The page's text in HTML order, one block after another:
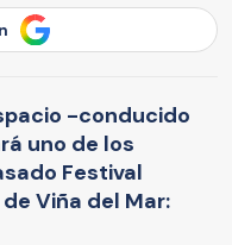
-conducido
uno de los
Festival
Viña del Mar: